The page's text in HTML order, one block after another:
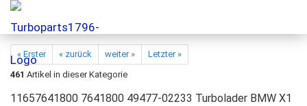
« Erster « zurück weiter »
Letzter »
461 Artikel in dieser Kategorie
11657641800 7641800 49477-02233 Turbolader BMW X1